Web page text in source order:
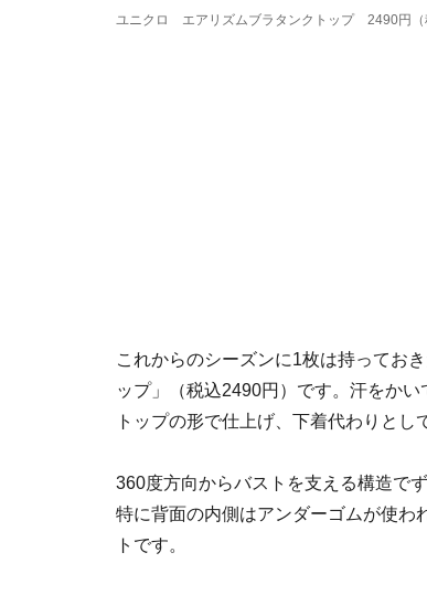
ユニクロ エアリズムブラタンクトップ 2490円（
これからのシーズンに1枚は持ってお
ップ」（税込2490円）です。汗をか
トップの形で仕上げ、下着代わりとし
360度方向からバストを支える構造で
特に背面の内側はアンダーゴムが使わ
トです。